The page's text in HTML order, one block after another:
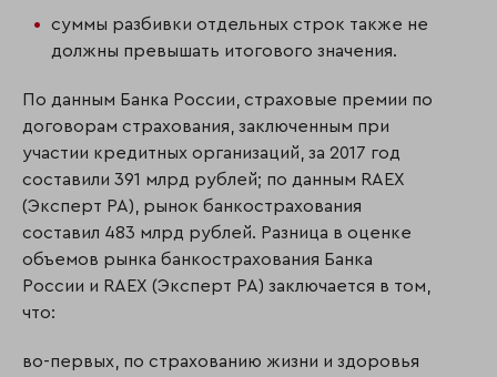
суммы разбивки отдельных строк также не
должны превышать итогового значения.
По данным Банка России, страховые премии по
договорам страхования, заключенным при
участии кредитных организаций, за 2017 год
составили 391 млрд рублей; по данным RAEX
(Эксперт РА), рынок банкострахования
составил 483 млрд рублей. Разница в оценке
объемов рынка банкострахования Банка
России и RAEX (Эксперт РА) заключается в том,
что:
во-первых, по страхованию жизни и здоровья